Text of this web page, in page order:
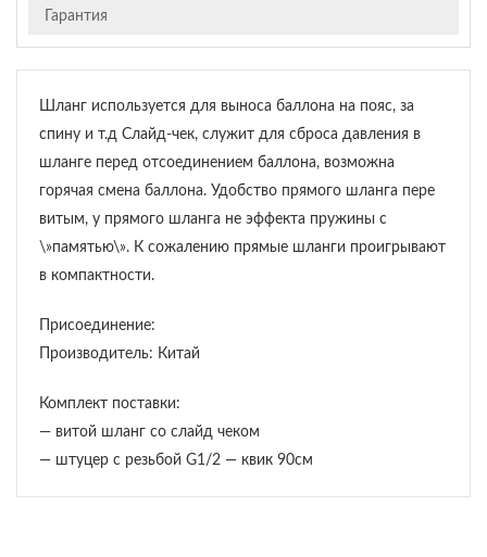
Гарантия
Шланг используется для выноса баллона на пояс, за
спину и т.д Слайд-чек, служит для сброса давления в
шланге перед отсоединением баллона, возможна
горячая смена баллона. Удобство прямого шланга пере
витым, у прямого шланга не эффекта пружины с
\»памятью\». К сожалению прямые шланги проигрывают
в компактности.
Присоединение:
Производитель: Китай
Комплект поставки:
— витой шланг со слайд чеком
— штуцер с резьбой G1/2 — квик 90см